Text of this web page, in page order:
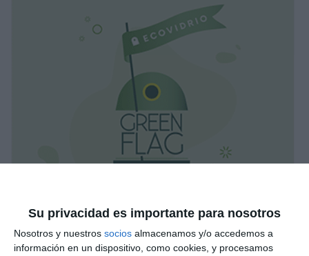
Su privacidad es importante para nosotros
Nosotros y nuestros socios almacenamos y/o accedemos a
información en un dispositivo, como cookies, y procesamos